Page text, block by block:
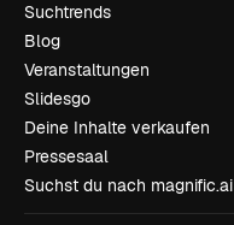
Suchtrends
Blog
Veranstaltungen
Slidesgo
Deine Inhalte verkaufen
Pressesaal
Suchst du nach magnific.ai